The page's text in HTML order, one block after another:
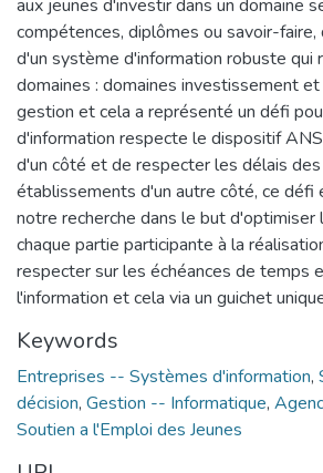
aux jeunes d'investir dans un domaine
compétences, diplômes ou savoir-faire,
d'un système d'information robuste qui
domaines : domaines investissement
gestion et cela a représenté un défi
d'information respecte le dispositif
d'un côté et de respecter les délais
établissements d'un autre côté, ce défi
notre recherche dans le but d'optimiser
chaque partie participante à la
respecter sur les échéances de temps
l'information et cela via un guichet
Keywords
Entreprises -- Systèmes d'information,
décision, Gestion -- Informatique,
Soutien a l'Emploi des Jeunes